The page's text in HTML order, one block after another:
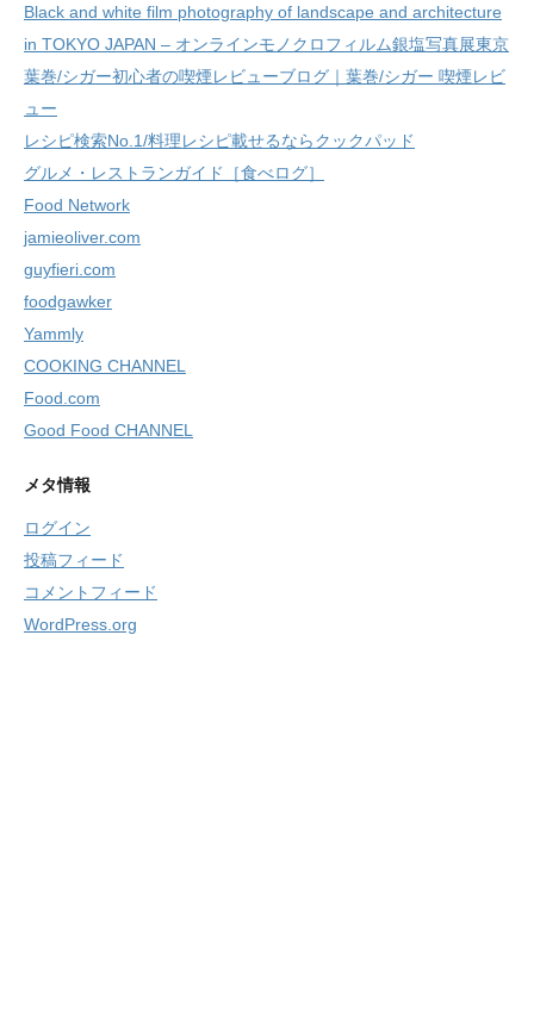
Black and white film photography of landscape and architecture
in TOKYO JAPAN – オンラインモノクロフィルム銀塩写真展東京
葉巻/シガー初心者の喫煙レビューブログ｜葉巻/シガー 喫煙レビ
ュー
レシピ検索No.1/料理レシピ載せるならクックパッド
グルメ・レストランガイド［食べログ］
Food Network
jamieoliver.com
guyfieri.com
foodgawker
Yammly
COOKING CHANNEL
Food.com
Good Food CHANNEL
メタ情報
ログイン
投稿フィード
コメントフィード
WordPress.org